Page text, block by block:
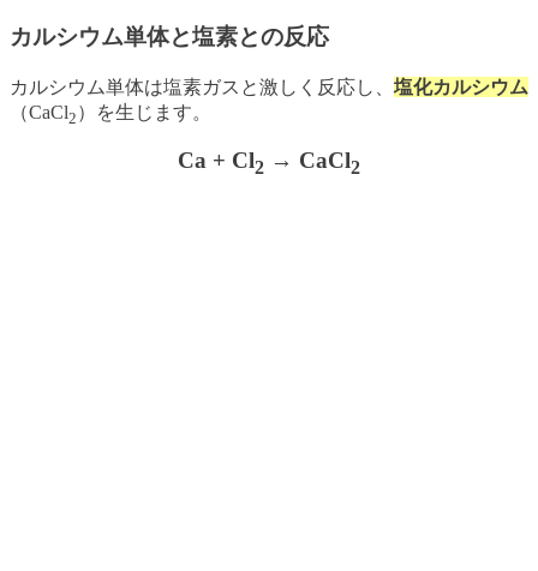
カルシウム単体と塩素との反応
カルシウム単体は塩素ガスと激しく反応し、 塩化カルシウム
（CaCl2 ）を生じます。
Ca + Cl2 → CaCl2